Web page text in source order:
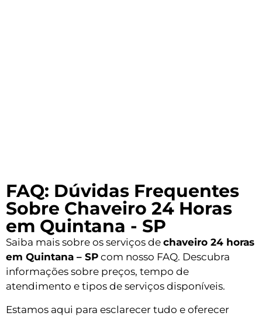
FAQ: Dúvidas Frequentes
Sobre Chaveiro 24 Horas
em Quintana - SP
Saiba mais sobre os serviços de chaveiro 24 horas
em Quintana – SP com nosso FAQ. Descubra
informações sobre preços, tempo de
atendimento e tipos de serviços disponíveis.
Estamos aqui para esclarecer tudo e oferecer